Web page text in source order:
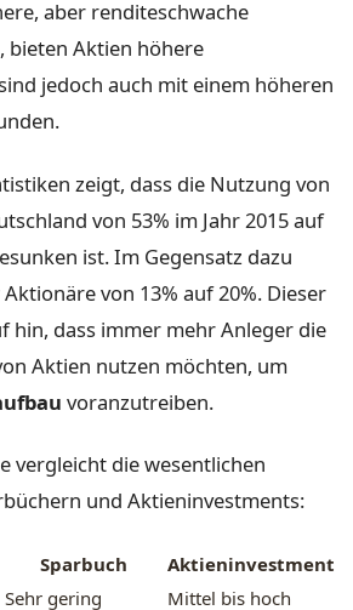
aber renditeschwache
bieten Aktien höhere
jedoch auch mit einem höheren
zeigt, dass die Nutzung von
von 53% im Jahr 2015 auf
ist. Im Gegensatz dazu
von 13% auf 20%. Dieser
hin, dass immer mehr Anleger die
Aktien nutzen möchten, um
voranzutreiben.
vergleicht die wesentlichen
und Aktieninvestments:
Sparbuch
Aktieninvestment
Sehr gering
Mittel bis hoch